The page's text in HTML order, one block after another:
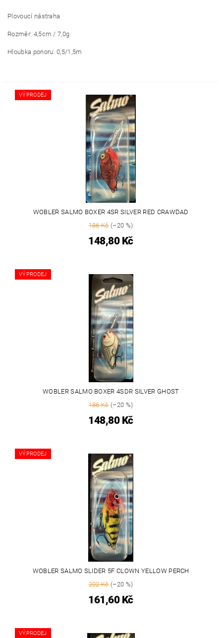
Plovoucí nástraha
Rozměr: 4,5cm / 7,0g
Hloubka ponoru: 0,5/1,5m
VÝPRODEJ
WOBLER SALMO BOXER 4SR SILVER RED CRAWDAD
186 Kč(–20 %)
148,80 Kč
VÝPRODEJ
WOBLER SALMO BOXER 4SDR SILVER GHOST
186 Kč(–20 %)
148,80 Kč
VÝPRODEJ
WOBLER SALMO SLIDER 5F CLOWN YELLOW PERCH
202 Kč(–20 %)
161,60 Kč
VÝPRODEJ